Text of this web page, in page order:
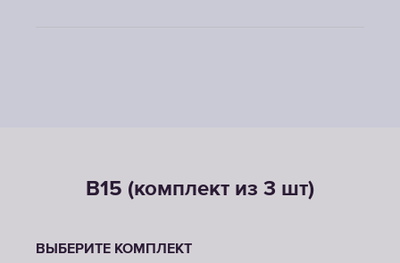
В15 (комплект из 3 шт)
ВЫБЕРИТЕ КОМПЛЕКТ